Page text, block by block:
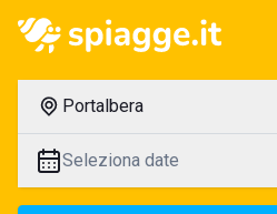
Portalbera
Seleziona date